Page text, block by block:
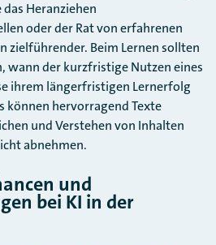
Heranziehen
oder der Rat von erfahrenen
zielführender. Beim Lernen sollten
wann der kurzfristige Nutzen eines
ihrem längerfristigen Lernerfolg
können hervorragend Texte
und Verstehen von Inhalten
abnehmen.
und
bei KI in der